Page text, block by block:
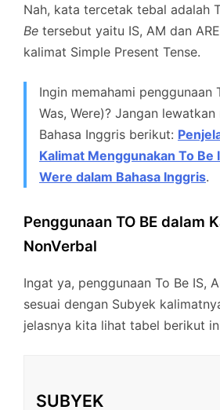
Nah, kata tercetak tebal adalah
Be tersebut yaitu IS, AM dan
kalimat Simple Present Tense.
Ingin memahami penggunaan
Was, Were)? Jangan
Bahasa Inggris berikut:
Kalimat Menggunakan To Be
Were dalam Bahasa Inggris.
Penggunaan TO BE dalam
NonVerbal
Ingat ya, penggunaan To Be IS,
sesuai dengan Subyek
jelasnya kita lihat tabel berikut
SUBYEK